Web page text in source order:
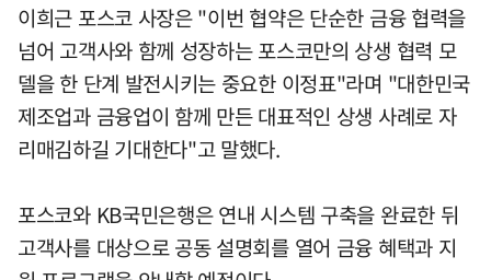
이희근 포스코 사장은 "이번 협약은 단순한 금융 협력을
넘어 고객사와 함께 성장하는 포스코만의 상생 협력 모
델을 한 단계 발전시키는 중요한 이정표"라며 "대한민국
제조업과 금융업이 함께 만든 대표적인 상생 사례로 자
리매김하길 기대한다"고 말했다.
포스코와 KB국민은행은 연내 시스템 구축을 완료한 뒤
고객사를 대상으로 공동 설명회를 열어 금융 혜택과 지